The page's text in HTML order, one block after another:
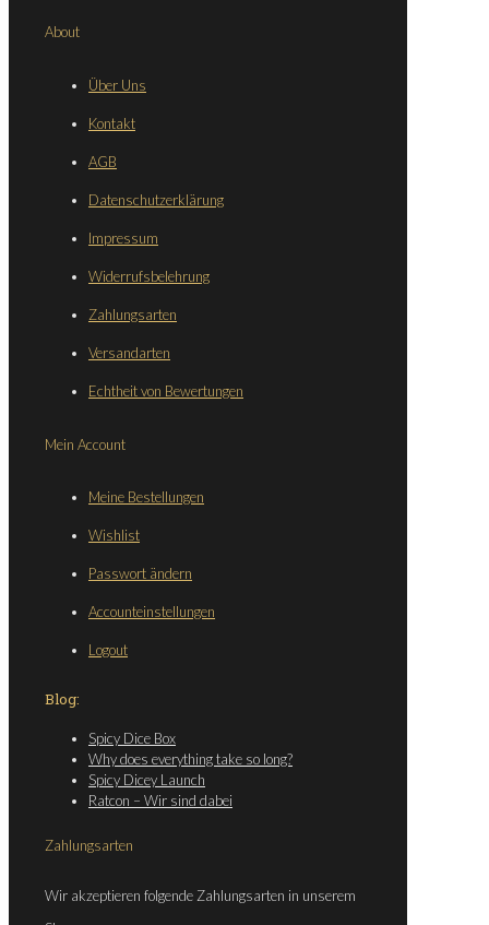
About
Über Uns
Kontakt
AGB
Datenschutzerklärung
Impressum
Widerrufsbelehrung
Zahlungsarten
Versandarten
Echtheit von Bewertungen
Mein Account
Meine Bestellungen
Wishlist
Passwort ändern
Accounteinstellungen
Logout
Blog:
Spicy Dice Box
Why does everything take so long?
Spicy Dicey Launch
Ratcon – Wir sind dabei
Zahlungsarten
Wir akzeptieren folgende Zahlungsarten in unserem